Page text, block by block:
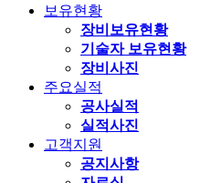
보유현황
장비보유현황
기술자 보유현황
장비사진
주요실적
공사실적
실적사진
고객지원
공지사항